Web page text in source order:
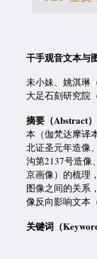
干手观音文本与
未小妹、姚淇琳
大足石刻研究院
摘要（Abstract）
本（伽梵达摩译
北证圣元年造像
沟第2137号造像
京画像）的梳理
图像之间的关系
像反向影响文本
关键词（